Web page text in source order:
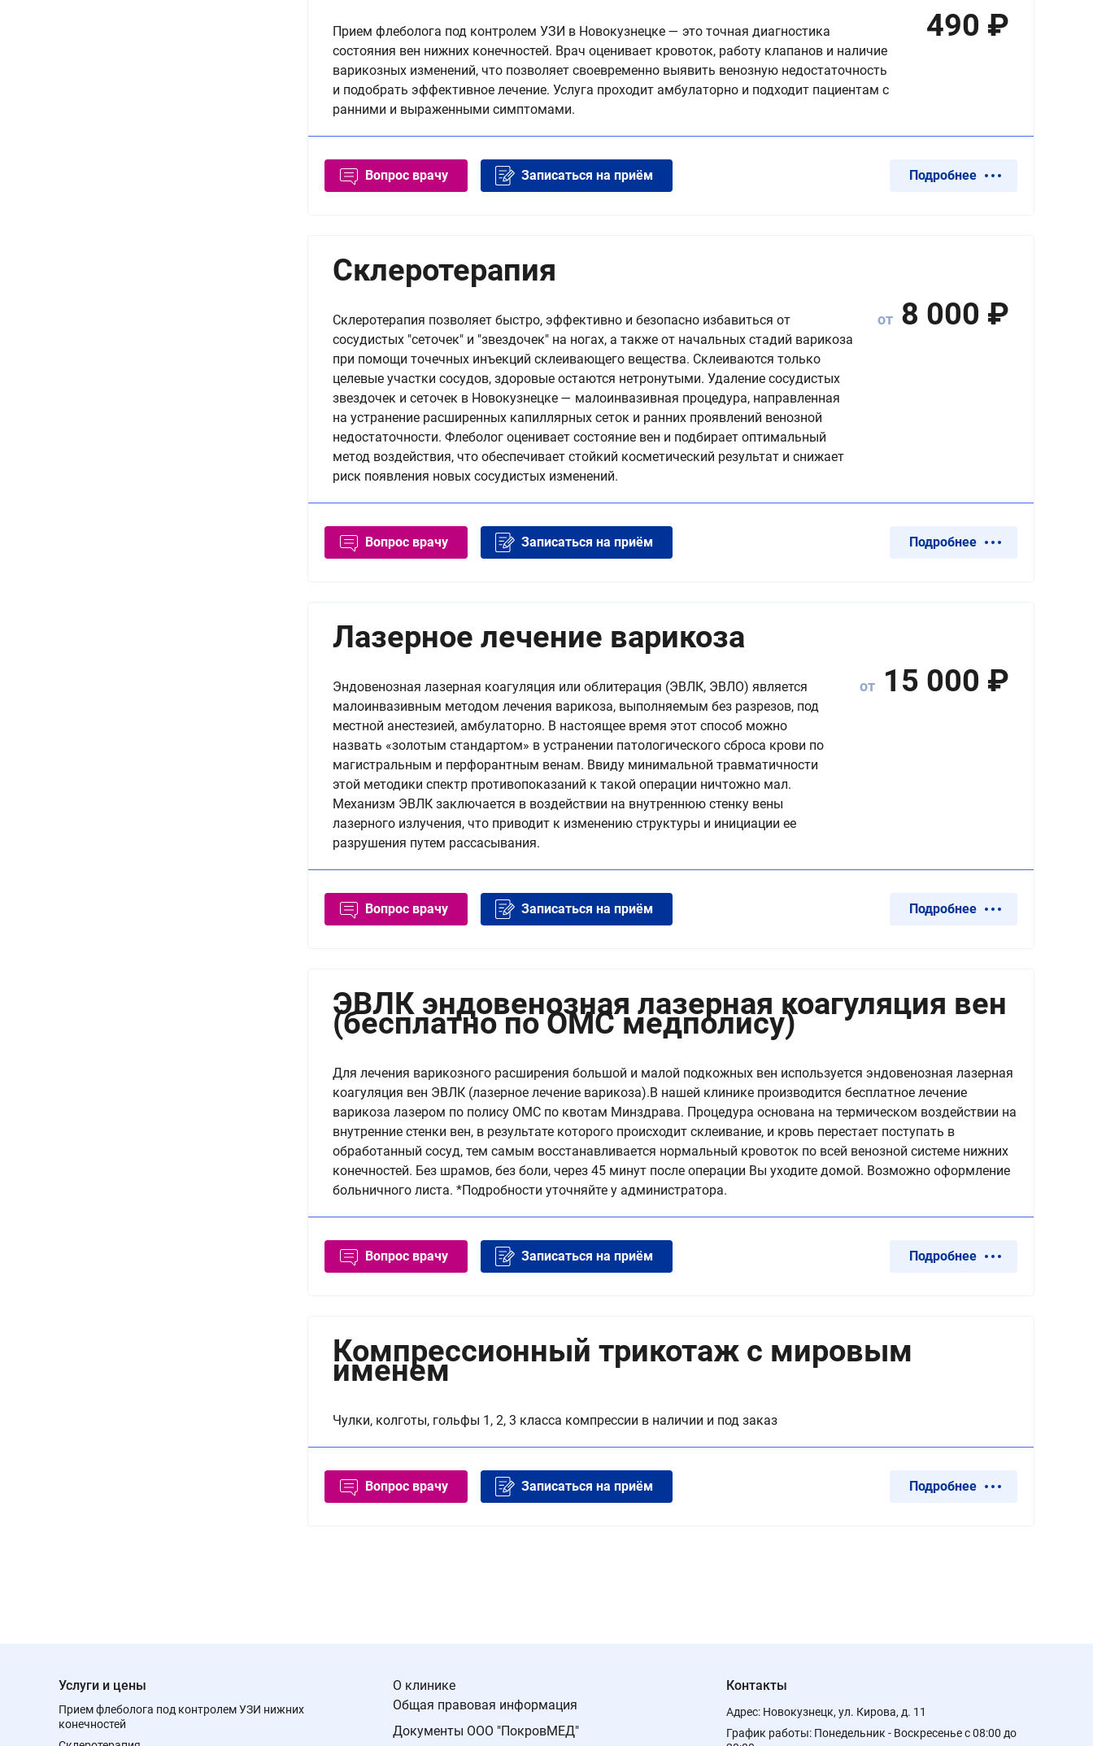
Прием флеболога под контролем УЗИ в Новокузнецке — это точная диагностика
состояния вен нижних конечностей. Врач оценивает кровоток, работу клапанов и наличие
варикозных изменений, что позволяет своевременно выявить венозную недостаточность
и подобрать эффективное лечение. Услуга проходит амбулаторно и подходит пациентам с
ранними и выраженными симптомами.
490 ₽
Вопрос врачу Записаться на приём Подробнее
Склеротерапия
Cклеротерапия позволяет быстро, эффективно и безопасно избавиться от
сосудистых "сеточек" и "звездочек" на ногах, а также от начальных стадий варикоза
при помощи точечных инъекций склеивающего вещества. Склеиваются только
целевые участки сосудов, здоровые остаются нетронутыми. Удаление сосудистых
звездочек и сеточек в Новокузнецке — малоинвазивная процедура, направленная
на устранение расширенных капиллярных сеток и ранних проявлений венозной
недостаточности. Флеболог оценивает состояние вен и подбирает оптимальный
метод воздействия, что обеспечивает стойкий косметический результат и снижает
риск появления новых сосудистых изменений.
от 8 000 ₽
Вопрос врачу Записаться на приём Подробнее
Лазерное лечение варикоза
Эндовенозная лазерная коагуляция или облитерация (ЭВЛК, ЭВЛО) является
малоинвазивным методом лечения варикоза, выполняемым без разрезов, под
местной анестезией, амбулаторно. В настоящее время этот способ можно
назвать «золотым стандартом» в устранении патологического сброса крови по
магистральным и перфорантным венам. Ввиду минимальной травматичности
этой методики спектр противопоказаний к такой операции ничтожно мал.
Механизм ЭВЛК заключается в воздействии на внутреннюю стенку вены
лазерного излучения, что приводит к изменению структуры и инициации ее
разрушения путем рассасывания.
от 15 000 ₽
Вопрос врачу Записаться на приём Подробнее
ЭВЛК эндовенозная лазерная коагуляция вен
(бесплатно по ОМС медполису)
Для лечения варикозного расширения большой и малой подкожных вен используется эндовенозная лазерная
коагуляция вен ЭВЛК (лазерное лечение варикоза).В нашей клинике производится бесплатное лечение
варикоза лазером по полису ОМС по квотам Минздрава. Процедура основана на термическом воздействии на
внутренние стенки вен, в результате которого происходит склеивание, и кровь перестает поступать в
обработанный сосуд, тем самым восстанавливается нормальный кровоток по всей венозной системе нижних
конечностей. Без шрамов, без боли, через 45 минут после операции Вы уходите домой. Возможно оформление
больничного листа. *Подробности уточняйте у администратора.
Вопрос врачу Записаться на приём Подробнее
Компрессионный трикотаж с мировым
именем
Чулки, колготы, гольфы 1, 2, 3 класса компрессии в наличии и под заказ
Вопрос врачу Записаться на приём Подробнее
Услуги и цены
Прием флеболога под контролем УЗИ нижних
конечностей
О клинике
Общая правовая информация
Документы ООО "ПокровМЕД"
Контакты
Адрес: Новокузнецк, ул. Кирова, д. 11
График работы: Понедельник - Воскресенье с 08:00 до